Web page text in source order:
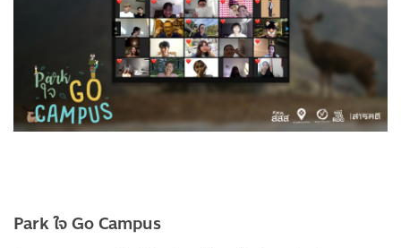
Park ใจ Go Campus